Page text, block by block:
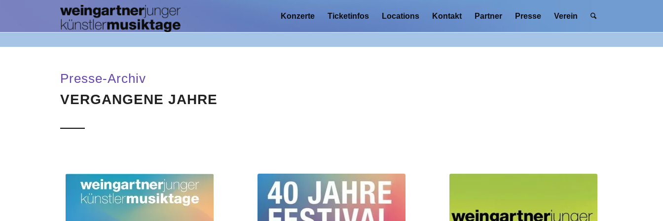
Konzerte Ticketinfos Locations Kontakt Partner Presse Verein
Presse-Archiv
VERGANGENE JAHRE